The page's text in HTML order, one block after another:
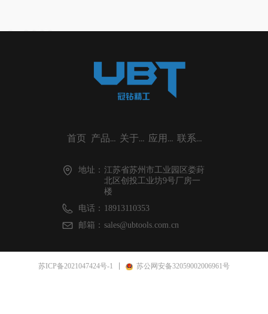
地址： 江苏省苏州市工业园区娄葑
北区创投工业坊9号厂房一
楼
电话： 18913110353
邮箱： sales@ubtools.com.cn
首页 产品中心 关于冠钻 应用案例 联系我们
苏ICP备2021047424号-1 苏公网安备32059002006961号